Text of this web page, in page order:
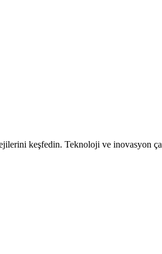
keşfedin. Teknoloji ve inovasyon